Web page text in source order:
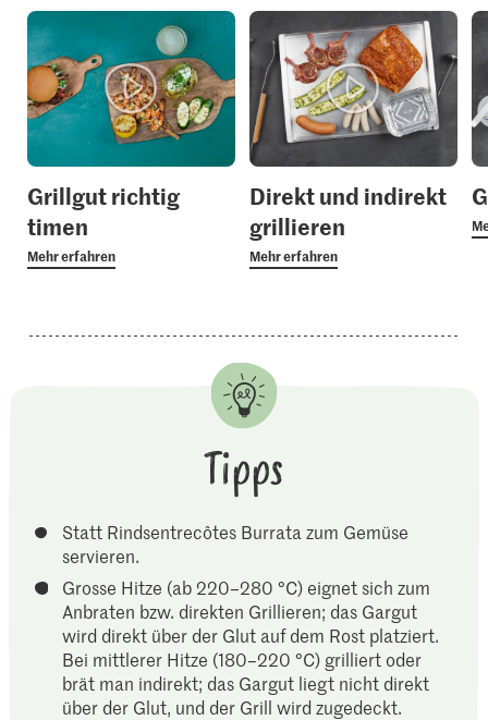
Grillgut richtig
timen
Mehr erfahren
Direkt und indirekt
grillieren
Mehr erfahren
Tipps
Statt Rindsentrecôtes Burrata zum Gemüse
servieren.
Grosse Hitze (ab 220–280 °C) eignet sich zum
Anbraten bzw. direkten Grillieren; das Gargut
wird direkt über der Glut auf dem Rost platziert.
Bei mittlerer Hitze (180–220 °C) grilliert oder
brät man indirekt; das Gargut liegt nicht direkt
über der Glut, und der Grill wird zugedeckt.